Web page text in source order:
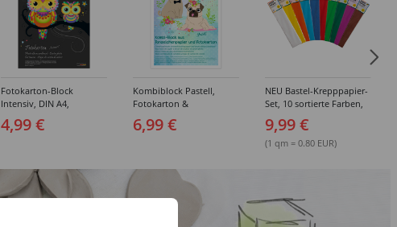
Fotokarton-Block
Intensiv, DIN A4,
300g/qm, 10 Blatt, 10
sortierte Farben
4,99 €
Kombiblock Pastell,
Fotokarton &
Tonzeichenpapier, 10 +
10 Blatt, 23 x 33 cm,
6,99 €
NEU Bastel-Krepppapier-
Set, 10 sortierte Farben,
je 50x250cm
9,99 €
(1 qm = 0.80 EUR)